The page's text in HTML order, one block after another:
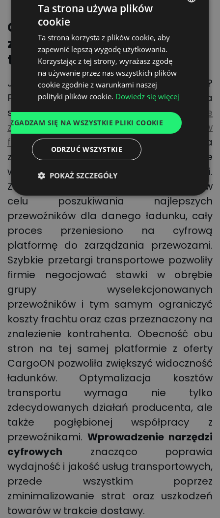
Czy cyfryzacja pomoże
zmniejszyć koszty
transportu?
Jak zmniejszyć koszty transportu?
Podobne pytanie niedawno postawiła
sobieGrupa Dijo: jak skutecznie
zoptymalizować koszty transportu w
firmie produkcyjnej? Poprzez przejście na
zarządzanie transportem online
wypracowano znaczące oszczędności.
Zamiast korzystać z maila i telefonu w
celu poszukiwania najlepszych
przewoźników dla danego ładunku, cały
proces przeniesiono na cyfrową
platformę do zarządzania przewozami.
Szybkie przetargi transportowe pozwoliły
firmie negocjować stawki w obrębie
grupy wyselekcjonowanych
przewoźników i tym samym ograniczyć
koszty frachtu oraz czas przeznaczony na
znalezienie kontrahenta. Obecność obu
stron na tej samej platformie z oferty
CargoON pozwoliła zwiększyć widoczność
ładunków. Optymalizacja kosztów
transportu wymaga nie tylko
zdecydowanych działań producenta, ale
także pogłębionej współpracy z
przewoźnikami. Wprowadzenie narzędzi
cyfrowych znacząco poprawia
wydajność i jakość usług transportowych,
przede wszystkim poprzez
zminimalizowanie strat oraz uszkodzeń
towarów w trakcie dostawy.
ENGLISH
UKRAINIAN
FRENCH
Ta strona używa plików
cookie
Ta strona korzysta z plików cookie, aby
zapewnić lepszą wygodę użytkowania.
Korzystając z tej strony, wyrażasz zgodę
na używanie przez nas wszystkich plików
cookie zgodnie z warunkami naszej
polityki plików cookie. Dowiedz się więcej
ZGADZAM SIĘ NA WSZYSTKIE PLIKI COOKIE
ODRZUĆ WSZYSTKIE
POKAŻ SZCZEGÓŁY